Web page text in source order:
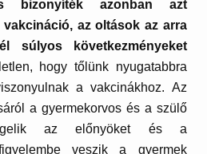
bizonyíték azonban azt
az oltások az arra
súlyos következményeket
hogy tőlünk nyugatabbra
a vakcinákhoz. Az
a gyermekorvos és a szülő
az előnyöket és a
veszik a gyermek